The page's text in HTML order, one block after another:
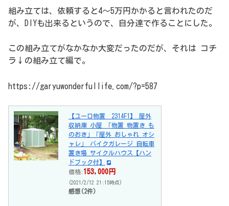
組み立ては、依頼すると4～5万円かかると言われたのだ
が、DIYも出来るというので、自分達で作ることにした。
この組み立てがなかなか大変だったのだが、それは コチ
ラ↓の組み立て編で。
https://garyuwonderfullife.com/?p=587
【ユーロ物置 2314F1】 屋外
収納庫 小屋 「物置 物置き も
のおき」「屋外 おしゃれ オシ
ャレ」 バイクガレージ 自転車
置き場 サイクルハウス【ハン
ドブック付】
価格: 153,000円
(2021/2/12 21:15時点)
感想(2件)